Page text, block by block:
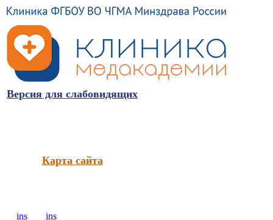
Версия для слабовидящих
Карта сайта
ins
ins